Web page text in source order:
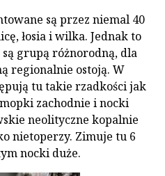
są przez niemal 40
łosia i wilka. Jednak to
grupą różnorodną, dla
regionalnie ostoją. W
tu takie rzadkości jak
zachodnie i nocki
neolityczne kopalnie
nietoperzy. Zimuje tu 6
nocki duże.